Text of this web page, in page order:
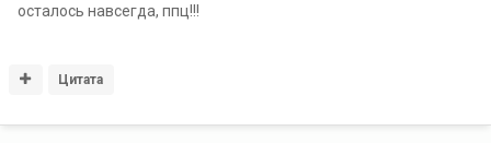
осталось навсегда, ппц!!!
Цитата